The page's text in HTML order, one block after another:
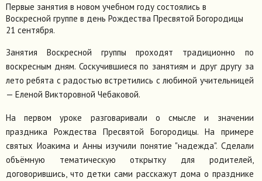
Первые занятия в новом учебном году состоялись в
Воскресной группе в день Рождества Пресвятой Богородицы
21 сентября.
Занятия Воскресной группы проходят традиционно по
воскресным дням. Соскучившиеся по занятиям и друг другу за
лето ребята с радостью встретились с любимой учительницей
— Еленой Викторовной Чебаковой.
На первом уроке разговаривали о смысле и значении
праздника Рождества Пресвятой Богородицы. На примере
святых Иоакима и Анны изучили понятие "надежда". Сделали
объёмную тематическую открытку для родителей,
договорившись, что детки сами расскажут дома о празднике